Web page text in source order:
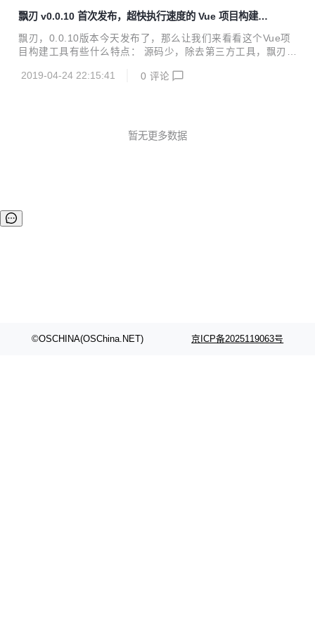
487 689 安装命令 npm i -g piaoren npm i -g @vue/cli 安装
时间 18s 1m 42s 支持编码 Pug Sass ES6+ Pug Sass Less
Styl...
飘刃 v0.0.10 首次发布，超快执行速度的 Vue 项目构建工
具
飘刃，0.0.10版本今天发布了，那么让我们来看看这个Vue项
目构建工具有些什么特点： 源码少，除去第三方工具，飘刃所
发过程中无需 babel 转译，飘刃只转 import/export ，其余直
组件对应的文件位置 体积小，生产代码使用 rollup 打包，摇
2019-04-24 22:15:41 0 评论
暂无更多数据
©OSCHINA(OSChina.NET) 京ICP备2025119063号